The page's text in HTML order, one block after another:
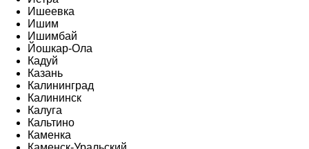
Ишеевка
Ишим
Ишимбай
Йошкар-Ола
Кадуй
Казань
Калининград
Калининск
Калуга
Кальтино
Каменка